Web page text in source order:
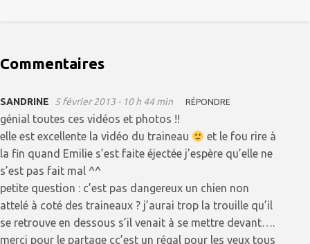
Commentaires
SANDRINE 5 février 2013 - 10 h 44 min RÉPONDRE
génial toutes ces vidéos et photos !!
elle est excellente la vidéo du traineau
et le fou rire à
la fin quand Emilie s’est faite éjectée j’espère qu’elle ne
s’est pas fait mal ^^
petite question : c’est pas dangereux un chien non
attelé à coté des traineaux ? j’aurai trop la trouille qu’il
se retrouve en dessous s’il venait à se mettre devant….
merci pour le partage cc’est un régal pour les yeux tous